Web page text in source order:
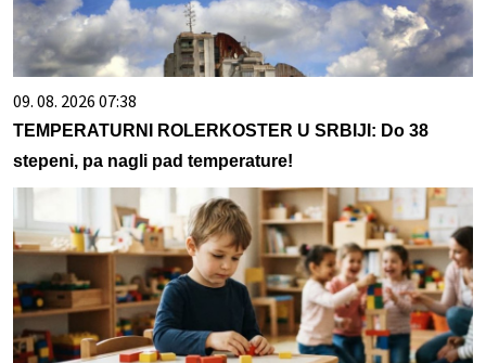
09. 08. 2026 07:38
TEMPERATURNI ROLERKOSTER U SRBIJI: Do 38
stepeni, pa nagli pad temperature!